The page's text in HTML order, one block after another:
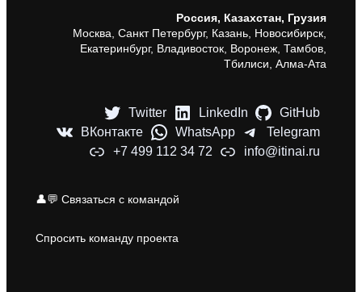
Россия, Казахстан, Грузия
Москва, Санкт Петербург, Казань, Новосибирск,
Екатеринбург, Владивосток, Воронеж, Тамбов,
Тбилиси, Алма-Ата
Twitter LinkedIn
GitHub
ВКонтакте
WhatsApp
Telegram
+7 499 112 34 72
info@itinai.ru
👤💬 Связаться с командой
Спросить команду проекта